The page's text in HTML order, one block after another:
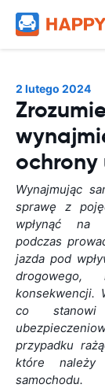
2 lutego 2024
ochrony
Wynajmując
sprawę z
wpłynąć na
podczas
jazda pod
konsekwencji.
co stanowi
przypadku
które
samochodu.